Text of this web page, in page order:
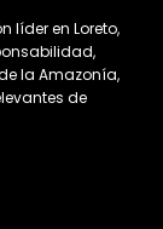
líder en Loreto,
la Amazonía,
de